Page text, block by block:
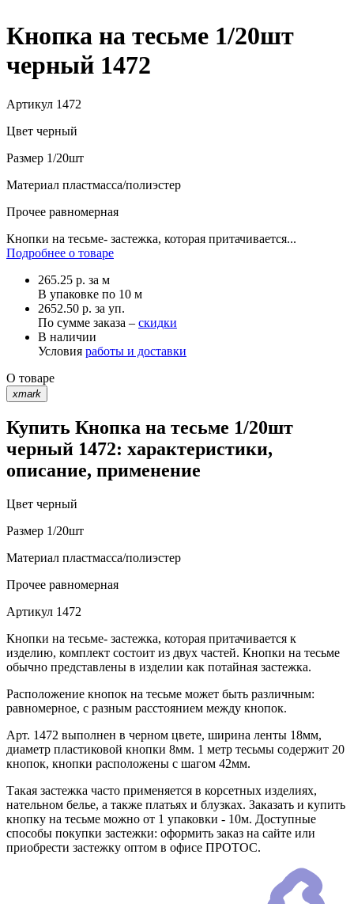
Кнопка на тесьме 1/20шт
черный 1472
Артикул 1472
Цвет черный
Размер 1/20шт
Материал пластмасса/полиэстер
Прочее равномерная
Кнопки на тесьме- застежка, которая притачивается...
Подробнее о товаре
265.25 р. за м
В упаковке по 10 м
2652.50 р. за уп.
По сумме заказа – скидки
В наличии
Условия работы и доставки
О товаре
xmark
Купить Кнопка на тесьме 1/20шт
черный 1472: характеристики,
описание, применение
Цвет черный
Размер 1/20шт
Материал пластмасса/полиэстер
Прочее равномерная
Артикул 1472
Кнопки на тесьме- застежка, которая притачивается к
изделию, комплект состоит из двух частей. Кнопки на тесьме
обычно представлены в изделии как потайная застежка.
Расположение кнопок на тесьме может быть различным:
равномерное, с разным расстоянием между кнопок.
Арт. 1472 выполнен в черном цвете, ширина ленты 18мм,
диаметр пластиковой кнопки 8мм. 1 метр тесьмы содержит 20
кнопок, кнопки расположены с шагом 42мм.
Такая застежка часто применяется в корсетных изделиях,
нательном белье, а также платьях и блузках. Заказать и купить
кнопку на тесьме можно от 1 упаковки - 10м. Доступные
способы покупки застежки: оформить заказ на сайте или
приобрести застежку оптом в офисе ПРОТОС.